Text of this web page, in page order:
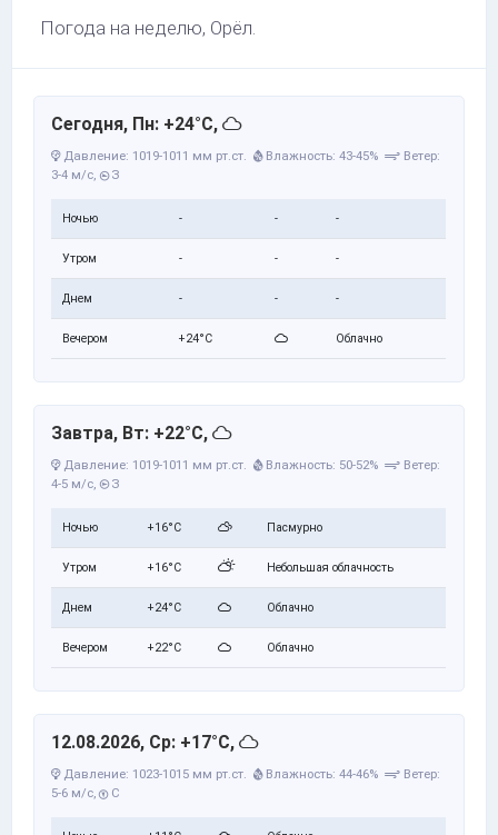
Погода на неделю, Орёл.
Сегодня, Пн: +24°C,
Давление: 1019-1011 мм рт.ст. Влажность: 43-45%
Ветер:
3-4 м/с,
З
Ночью - - -
Утром - - -
Днем - - -
Вечером +24°C Облачно
Завтра, Вт: +22°C,
Давление: 1019-1011 мм рт.ст. Влажность: 50-52%
Ветер:
4-5 м/с, З
Ночью +16°C Пасмурно
Утром +16°C Небольшая облачность
Днем +24°C Облачно
Вечером +22°C Облачно
12.08.2026, Ср: +17°C,
Давление: 1023-1015 мм рт.ст. Влажность: 44-46%
Ветер:
5-6 м/с, С